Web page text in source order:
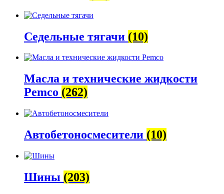
Седельные тягачи (10)
Масла и технические жидкости
Pemco (262)
Автобетоно­смесители (10)
Шины (203)